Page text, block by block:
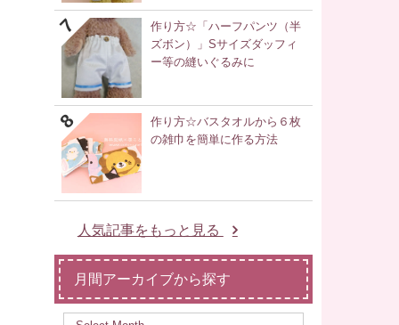
作り方☆「ハーフパンツ（半
ズボン）」Sサイズダッフィ
ー等の縫いぐるみに
作り方☆バスタオルから６枚
の雑巾を簡単に作る方法
人気記事をもっと見る
月間アーカイブから探す